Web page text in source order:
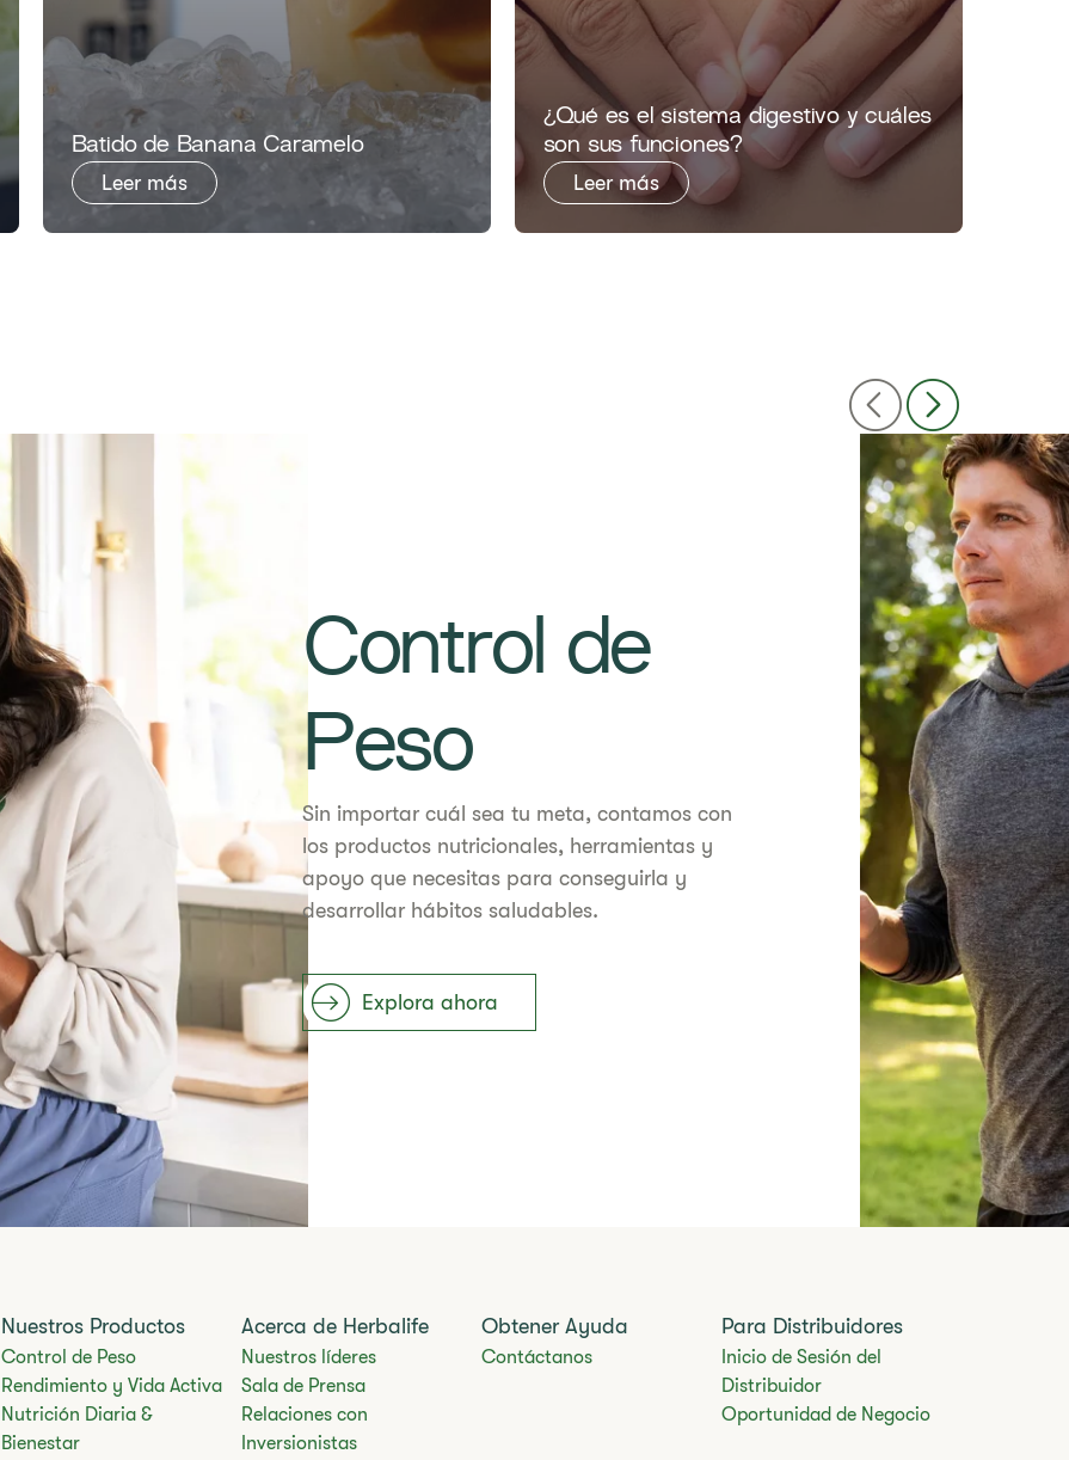
Batido de Banana Caramelo
Leer más
​​¿Qué es el sistema digestivo y cuáles
son sus funciones?​
Leer más
Control de
Peso
​​Sin importar cuál sea tu meta, contamos con
los productos nutricionales, herramientas y
apoyo que necesitas para conseguirla y
desarrollar hábitos saludables.
Explora ahora
Nuestros Productos
Control de Peso
Rendimiento y Vida Activa
Nutrición Diaria &
Bienestar
Acerca de Herbalife
Nuestros líderes
Sala de Prensa
Relaciones con
Inversionistas
Obtener Ayuda
Contáctanos
Para Distribuidores
Inicio de Sesión del
Distribuidor
Oportunidad de Negocio